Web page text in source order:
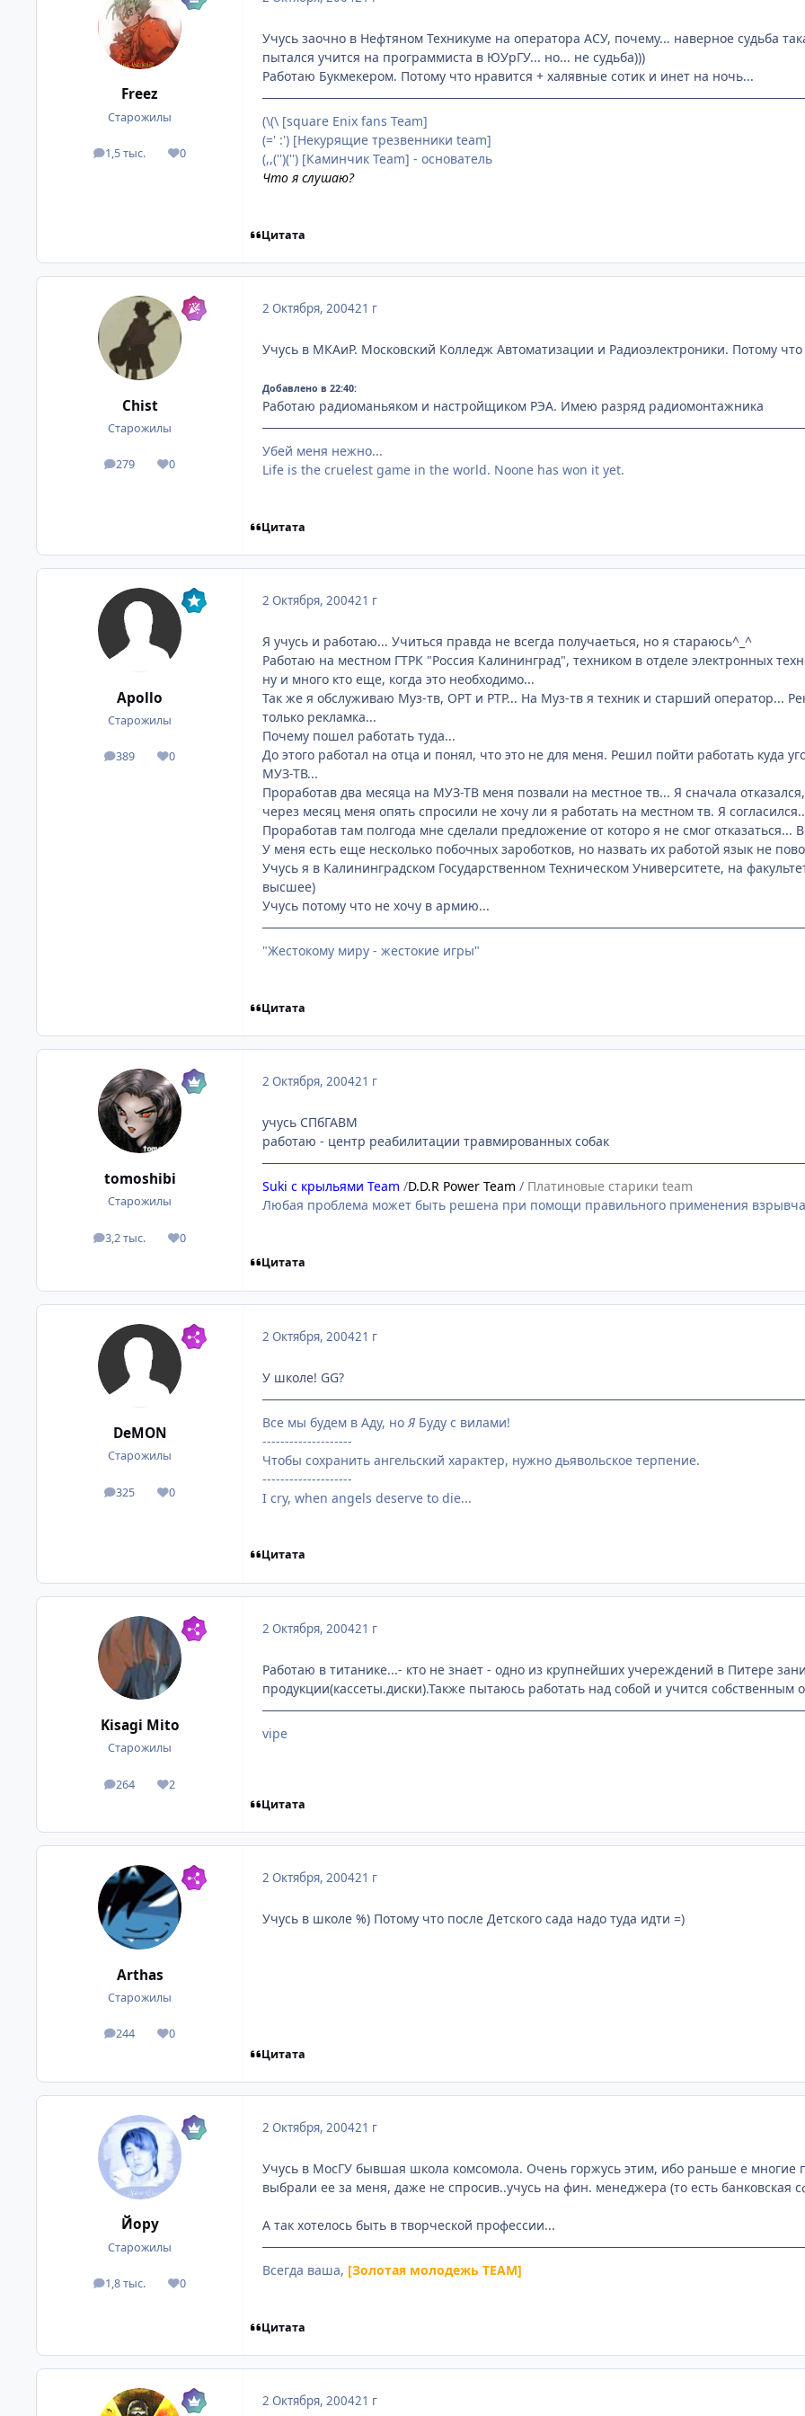
Freez
Старожилы
1,5 тыс.
посты 0
Репутация
Учусь заочно в Нефтяном Техникуме на оператора АСУ, почему... наверное судьба
пытался учится на программиста в ЮУрГУ... но... не судьба)))
Работаю Букмекером. Потому что нравится + халявные сотик и инет на ночь...
(\(\ [square Enix fans Team]
(=' :') [Некурящие трезвенники team]
(,,('')('') [Каминчик Team] - основатель
Что я слушаю?
Цитата
Chist
Старожилы
279
посты 0
Репутация
2 Октября, 200421 г
Учусь в МКАиР. Московский Колледж Автоматизации и Радиоэлектроники. Потому
Добавлено в 22:40:
Работаю радиоманьяком и настройщиком РЭА. Имею разряд радиомонтажника
Убей меня нежно...
Life is the cruelest game in the world. Noone has won it yet.
Цитата
Apollo
Старожилы
389
посты 0
Репутация
2 Октября, 200421 г
Я учусь и работаю... Учиться правда не всегда получаеться, но я стараюсь^_^
Работаю на местном ГТРК "Россия Калининград", техником в отделе электронных
ну и много кто еще, когда это необходимо...
Так же я обслуживаю Муз-тв, ОРТ и РТР... На Муз-тв я техник и старший оператор...
только рекламка...
Почему пошел работать туда...
До этого работал на отца и понял, что это не для меня. Решил пойти работать куда
МУЗ-ТВ...
Проработав два месяца на МУЗ-ТВ меня позвали на местное тв... Я сначала
через месяц меня опять спросили не хочу ли я работать на местном тв. Я
Проработав там полгода мне сделали предложение от которо я не смог
У меня есть еще несколько побочных зароботков, но назвать их работой язык не
Учусь я в Калининградском Государственном Техническом Университете, на
высшее)
Учусь потому что не хочу в армию...
"Жестокому миру - жестокие игры"
Цитата
tomoshibi
Старожилы
3,2 тыс.
посты 0
Репутация
2 Октября, 200421 г
учусь СПбГАВМ
работаю - центр реабилитации травмированных собак
Suki с крыльями Team /D.D.R Power Team / Платиновые старики team
Любая проблема может быть решена при помощи правильного применения
Цитата
DeMON
Старожилы
325
посты 0
Репутация
2 Октября, 200421 г
У школе! GG?
Все мы будем в Аду, но Я Буду с вилами!
--------------------
Чтобы сохранить ангельский характер, нужно дьявольское терпение.
--------------------
I cry, when angels deserve to die...
Цитата
Kisagi Mito
Старожилы
264
посты 2
Репутация
2 Октября, 200421 г
Работаю в титанике...- кто не знает - одно из крупнейших учереждений в Питере
продукции(кассеты.диски).Также пытаюсь работать над собой и учится собственным
vipe
Цитата
Arthas
Старожилы
244
посты 0
Репутация
2 Октября, 200421 г
Учусь в школе %) Потому что после Детского сада надо туда идти =)
Цитата
Йору
Старожилы
1,8 тыс.
посты 0
Репутация
2 Октября, 200421 г
Учусь в МосГУ бывшая школа комсомола. Очень горжусь этим, ибо раньше е многие
выбрали ее за меня, даже не спросив..учусь на фин. менеджера (то есть банковская
А так хотелось быть в творческой профессии...
Всегда ваша, [Золотая молодежь TEAM]
Цитата
2 Октября, 200421 г